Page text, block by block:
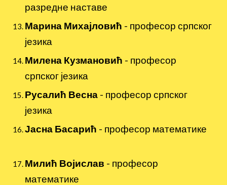
разредне наставе
Марина Михајловић - професор српског
језика
Милена Кузмановић - професор
српског језика
Русалић Весна - професор српског
језика
Јасна Басарић - професор математике
Милић Војислав - професор
математике